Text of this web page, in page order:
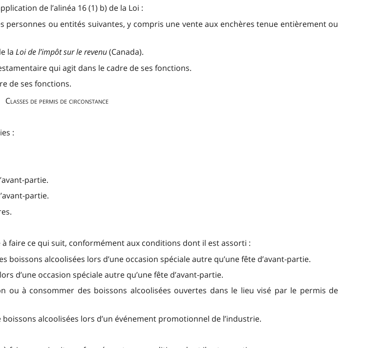
de l’alinéa 16 (1) b) de la Loi :
personnes ou entités suivantes, y compris une vente aux enchères tenue entièrement ou
la Loi de l’impôt sur le revenu(Canada).
qui agit dans le cadre de ses fonctions.
de ses fonctions.
Classes de permis de circonstance
:
partie.
partie.
faire ce qui suit, conformément aux conditions dont il est assorti :
alcoolisées lors d’une occasion spéciale autre qu’une fête d’avant-partie.
d’une occasion spéciale autre qu’une fête d’avant-partie.
à consommer des boissons alcoolisées ouvertes dans le lieu visé par le permis de
alcoolisées lors d’un événement promotionnel de l’industrie.